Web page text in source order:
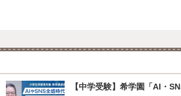
【中学受験】希学園「AI・